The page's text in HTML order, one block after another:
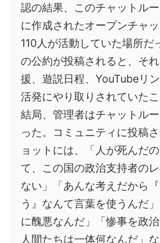
認の結果、このチャットル
に作成されたオープンチャ
110人が活動していた場所
の公約が投稿されると、そ
援、遊説日程、YouTubeリ
活発にやり取りされていたこ
結局、管理者はチャットル
った。コミュニティに投稿
ョットには、「人が死んだ
て、この国の政治支持者の
ない」「あんな考えだから
う』なんて言葉を使うんだ
に醜悪なんだ」「惨事を政
人間たちは一体何なんだ」